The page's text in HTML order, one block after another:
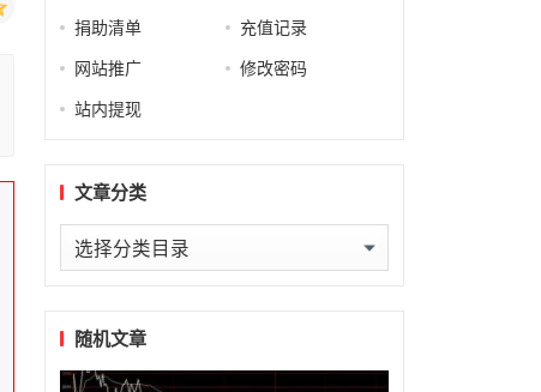
捐助清单 充值记录
网站推广 修改密码
站内提现
文章分类
文
章
类随机文章